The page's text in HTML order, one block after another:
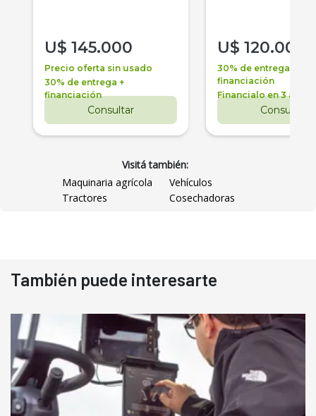
U$ 145.000
Precio oferta sin usado
30% de entrega +
financiación
Consultar
U$ 120.000
30% de entrega +
financiación
Financialo en 3 años
Consultar
Visitá también:
Maquinaria agrícola
Vehículos
Tractores
Cosechadoras
También puede interesarte